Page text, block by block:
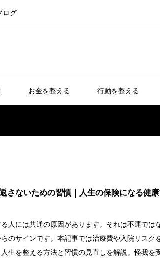
ログ
お金を整える 行動を整える
さないための習慣｜人生の保険になる健
人には共通の原因があります。それは不運では
のサインです。本記事では治療費や入院リスク
生を整える方法と習慣の見直しを解説。怪我を